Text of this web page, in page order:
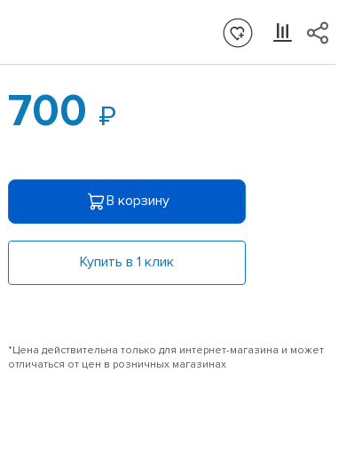
700
В корзину
Купить в 1 клик
*Цена действительна только для интернет-магазина и может
отличаться от цен в розничных магазинах